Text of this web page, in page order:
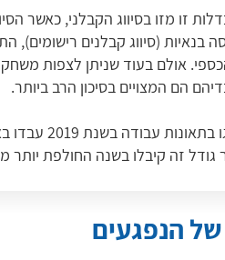
אולם בעוד שניתן לצפות
הם המצויים בסיכון הרב ביותר.
58% מהעובדים
הנפגעים